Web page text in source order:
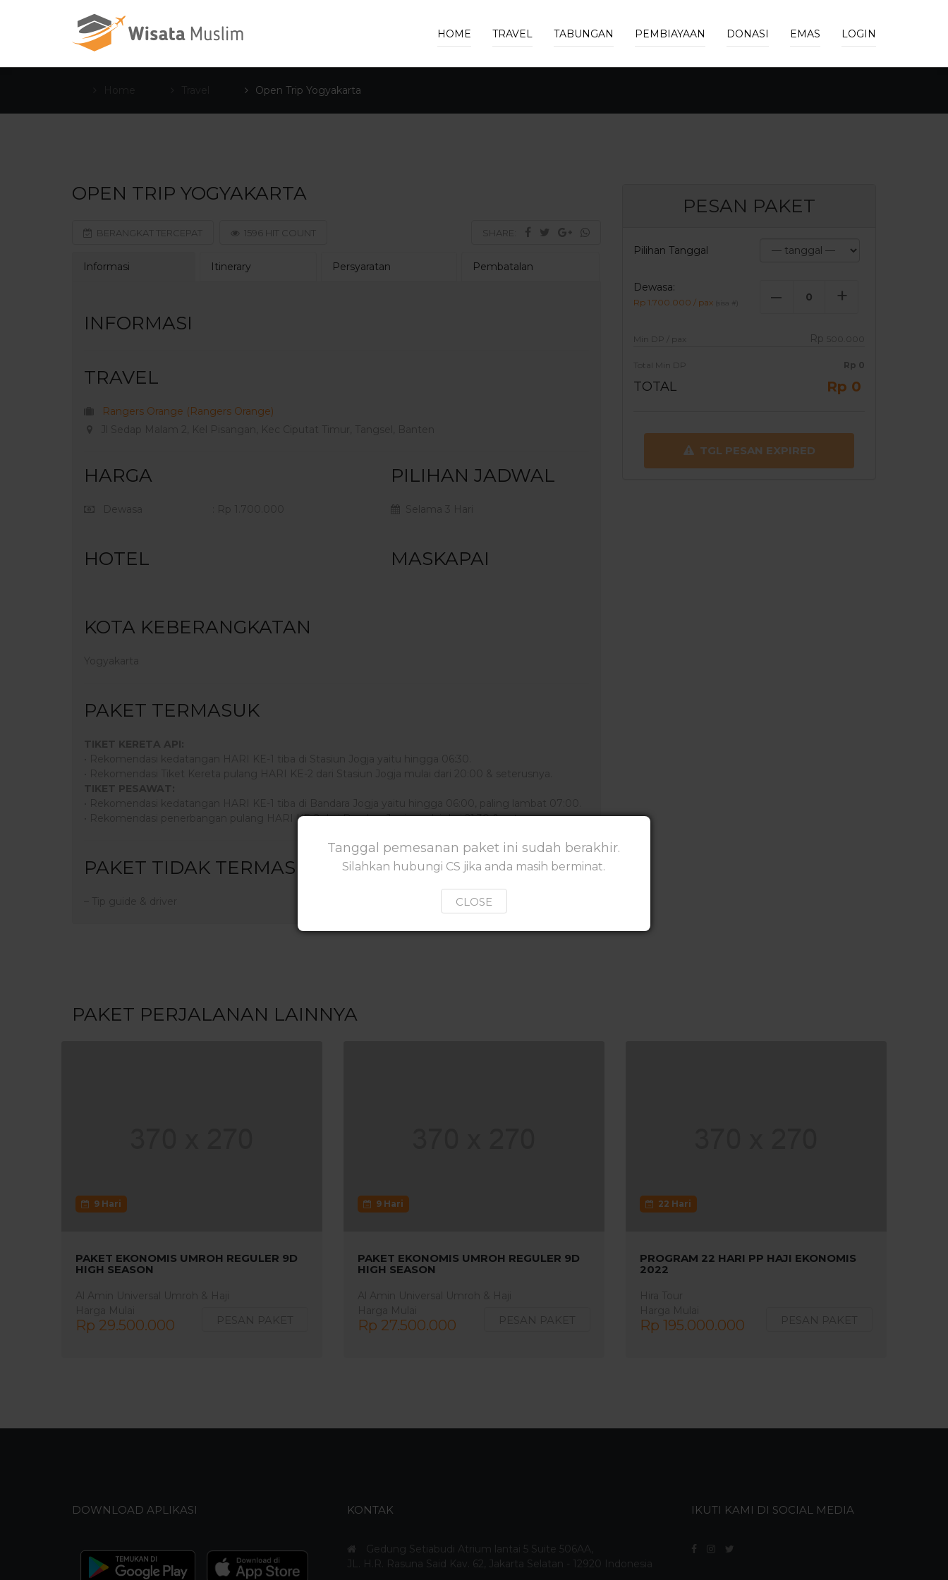
HOME TRAVEL TABUNGAN PEMBIAYAAN DONASI EMAS LOGIN
Open Trip Yogyakarta
OPEN TRIP YOGYAKARTA
BERANGKAT TERCEPAT 1596 HIT COUNT SHARE:
Informasi Itinerary Persyaratan Pembatalan
INFORMASI
TRAVEL
Rangers Orange (Rangers Orange)
HARGA PILIHAN JADWAL
HOTEL MASKAPAI
KOTA KEBERANGKATAN
PAKET TERMASUK
• Rekomendasi penerbangan pulang HARI KE-2 dari Bandara Jogja mulai dari 21:30 & seterusnya.
PAKET TIDAK TERMASUK
PESAN PAKET
Pilihan Tanggal
Dewasa:
Rp 1.700.000 / pax # – +
Min DP / pax Rp 500.000
Total Min DP Rp 0
TOTAL Rp 0
TGL PESAN EXPIRED
PAKET PERJALANAN LAINNYA
9 Hari
PAKET EKONOMIS UMROH REGULER 9D
HIGH SEASON
Rp 29.500.000
9 Hari
PAKET EKONOMIS UMROH REGULER 9D
HIGH SEASON
Rp 27.500.000
22 Hari
PROGRAM 22 HARI PP HAJI EKONOMIS
2022
Rp 195.000.000
DOWNLOAD APLIKASI KONTAK
Gedung Setiabudi Atrium lantai 5 Suite 506AA,
JL. H.R. Rasuna Said Kav. 62, Jakarta Selatan - 12920 Indonesia
IKUTI KAMI DI SOCIAL MEDIA
Tanggal pemesanan paket ini sudah berakhir.
Silahkan hubungi CS jika anda masih berminat.
CLOSE